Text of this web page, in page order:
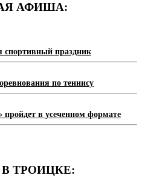
АФИША:
спортивный праздник
по теннису
в усеченном формате
ТРОИЦКЕ: